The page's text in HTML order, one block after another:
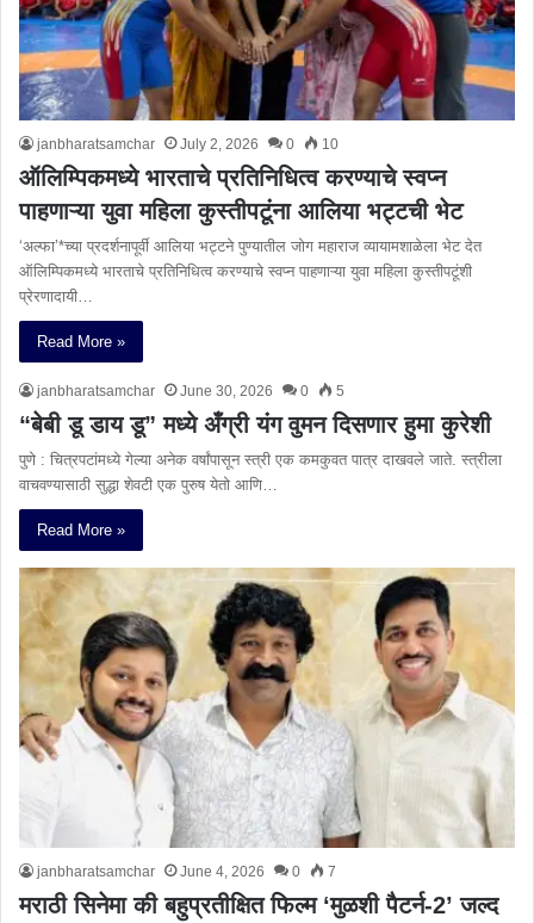
janbharatsamchar July 2, 2026 0 10
ऑलिम्पिकमध्ये भारताचे प्रतिनिधित्व करण्याचे स्वप्न
पाहणाऱ्या युवा महिला कुस्तीपटूंना आलिया भट्टची भेट
‘अल्फा’*च्या प्रदर्शनापूर्वी आलिया भट्टने पुण्यातील जोग महाराज व्यायामशाळेला भेट देत
ऑलिम्पिकमध्ये भारताचे प्रतिनिधित्व करण्याचे स्वप्न पाहणाऱ्या युवा महिला कुस्तीपटूंशी
प्रेरणादायी…
Read More »
janbharatsamchar June 30, 2026 0 5
“बेबी डू डाय डू” मध्ये अँग्री यंग वुमन दिसणार हुमा कुरेशी
पुणे : चित्रपटांमध्ये गेल्या अनेक वर्षांपासून स्त्री एक कमकुवत पात्र दाखवले जाते. स्त्रीला
वाचवण्यासाठी सुद्धा शेवटी एक पुरुष येतो आणि…
Read More »
janbharatsamchar June 4, 2026 0 7
मराठी सिनेमा की बहुप्रतीक्षित फिल्म ‘मुळशी पैटर्न-2’ जल्द